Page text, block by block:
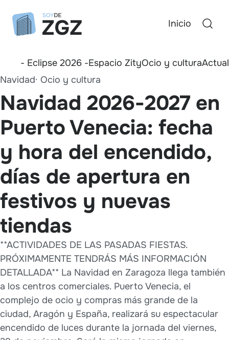
Inicio
- Eclipse 2026 -Espacio ZityOcio y cultura
Navidad Ocio y cultura
Navidad 2026-2027 en
Puerto Venecia: fecha
y hora del encendido,
días de apertura en
festivos y nuevas
tiendas
**ACTIVIDADES DE LAS PASADAS FIESTAS.
PRÓXIMAMENTE TENDRÁS MÁS INFORMACIÓN
DETALLADA** La Navidad en Zaragoza llega también
a los centros comerciales. Puerto Venecia, el
complejo de ocio y compras más grande de la
ciudad, Aragón y España, realizará su espectacular
encendido de luces durante la jornada del viernes,